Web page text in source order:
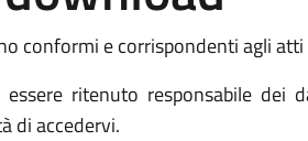
conformi e corrispondenti agli
ritenuto responsabile
di accedervi.